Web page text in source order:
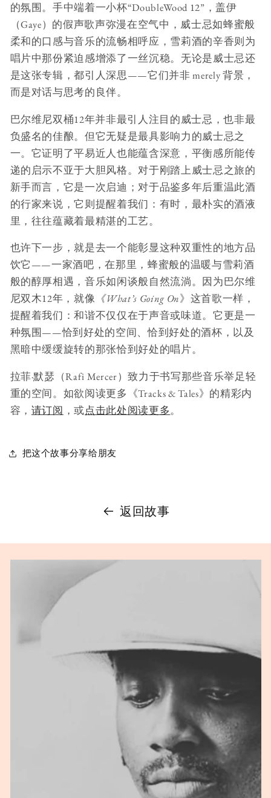
的氛围。手中端着一小杯“DoubleWood 12”，盖伊
（Gaye）的假声歌声弥漫在空气中，威士忌如蜂蜜般
柔和的口感与音乐的流畅相呼应，雪莉酒的辛香则为
唱片中那份紧迫感增添了一丝沉稳。无论是威士忌还
是这张专辑，都引人深思——它们并非 merely 背景，
而是对话与思考的良伴。
巴尔维尼双桶12年并非最引人注目的威士忌，也非最
负盛名的佳酿。但它无疑是最具影响力的威士忌之
一。它证明了平易近人也能蕴含深意，平衡感所能传
递的启示不亚于大胆风格。对于刚踏上威士忌之旅的
新手而言，它是一次启迪；对于品鉴多年后重温此酒
的行家来说，它则提醒着我们：有时，最朴实的酒液
里，往往蕴藏着最精湛的工艺。
也许下一步，就是去一个能彰显这种双重性的地方品
饮它——一家酒吧，在那里，蜂蜜般的温暖与雪莉酒
般的醇厚相遇，音乐如闲谈般自然流淌。因为巴尔维
尼双木12年，就像 《What’s Going On》这首歌一样，
提醒着我们：和谐不仅仅在于声音或味道。它更是一
种氛围——恰到好处的空间、恰到好处的酒杯，以及
黑暗中缓缓旋转的那张恰到好处的唱片。
拉菲·默瑟（Rafi Mercer）致力于书写那些音乐举足轻
重的空间。如欲阅读更多《Tracks & Tales》的精彩内
容， 请订阅 ，或点击此处阅读更多。
把这个故事分享给朋友
返回故事